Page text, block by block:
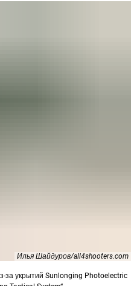
Илья Шайдуров/all4shooters.com
за укрытий Sunlonging Photoelectric